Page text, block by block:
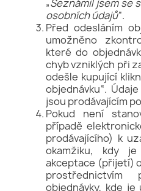
„Seznámil jsem se
osobních údajů“.
Před odesláním
umožněno
které do
chyb vzniklých při
odešle kupující
objednávku“.
jsou prodávajícím
Pokud není
případě
prodávajícího) k
okamžiku, kdy je
akceptace (přijetí)
prostřednictvím
objednávky, kde je